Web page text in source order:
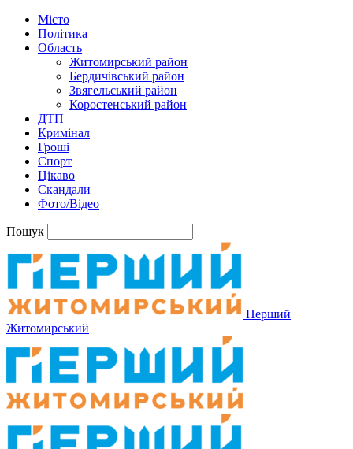
Місто
Політика
Область
Житомирський район
Бердичівський район
Звягельський район
Коростенський район
ДТП
Кримінал
Гроші
Спорт
Цікаво
Скандали
Фото/Відео
Пошук
Перший
Житомирський